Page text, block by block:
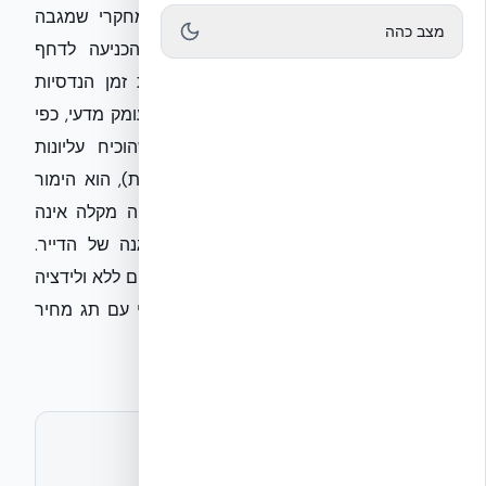
האדריכל, אלא ביושרה של הפרוטוקול המחקרי שמגבה
אותו. אקובילד סיסטם בע״מ מתריעה: הכניעה לדחף
הפוליטי ל'האצת תהליכים' מייצרת פצצות זמן הנדסיות
במרחב הציבורי. אישור שיטות בנייה ללא עומק מדעי, כפי
שנדרש במחקר ה-EUCENTRE שלנו (שהוכיח עליונות
סייסמית של 87% על הבנייה הקונבנציונלית), הוא הימור
בחיי אדם. בניגוד לתפיסה הרווחת, רגולציה מקלה אינה
'הסרת חסמים' אלא הסרת מעטפת ההגנה של הדייר.
כאשר חומרים מוגדרים כסיכון גבוה מאושרים ללא ולידציה
של שנים, המבנה הופך לחיסכון כלכלי זמני עם תג מחיר
מצב כהה